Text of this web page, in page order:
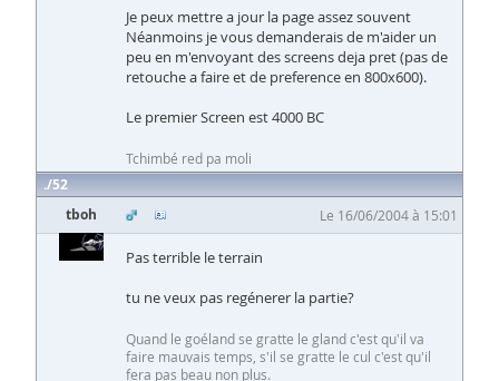
Je peux mettre a jour la page assez souvent
Néanmoins je vous demanderais de m'aider un
peu en m'envoyant des screens deja pret (pas de
retouche a faire et de preference en 800x600).
Le premier Screen est 4000 BC
Tchimbé red pa moli
52
tboh
Le 16/06/2004 à 15:01
Pas terrible le terrain
tu ne veux pas regénerer la partie?
Quand le goéland se gratte le gland c'est qu'il va
faire mauvais temps, s'il se gratte le cul c'est qu'il
fera pas beau non plus.